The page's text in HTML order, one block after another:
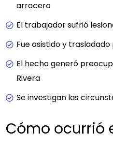
arrocero
El trabajador sufrió
Fue asistido y
El hecho generó
Rivera
Se investigan las
Cómo ocurrió